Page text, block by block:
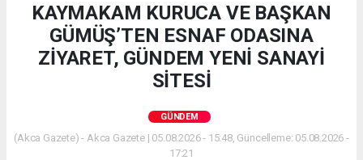
KAYMAKAM KURUCA VE BAŞKAN
GÜMÜŞ’TEN ESNAF ODASINA
ZİYARET, GÜNDEM YENİ SANAYİ
SİTESİ
GÜNDEM
(Akca Gazete) - Akca Gazete | 05.08.2026 - 15:48, Güncelleme: 05.08.2026 -
17:21